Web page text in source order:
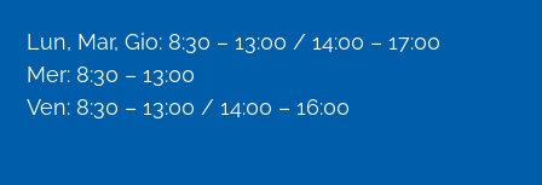
Lun, Mar, Gio: 8:30 – 13:00 / 14:00 – 17:00
Mer: 8:30 – 13:00
Ven: 8:30 – 13:00 / 14:00 – 16:00